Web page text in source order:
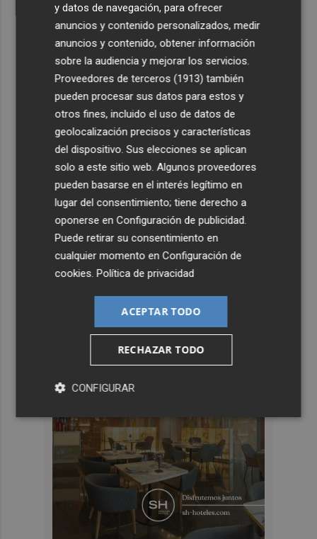
y datos de navegación, para ofrecer
anuncios y contenido personalizados, medir
anuncios y contenido, obtener información
sobre la audiencia y mejorar los servicios.
Proveedores de terceros (1913) también
pueden procesar sus datos para estos y
otros fines, incluido el uso de datos de
geolocalización precisos y características
del dispositivo. Sus elecciones se aplican
solo a este sitio web. Algunos proveedores
pueden basarse en el interés legítimo en
lugar del consentimiento; tiene derecho a
oponerse enConfiguración de publicidad.
Puede retirar su consentimiento en
cualquier momento enConfiguración de
cookies.Política de privacidad
ACEPTAR TODO
RECHAZAR TODO
CONFIGURAR